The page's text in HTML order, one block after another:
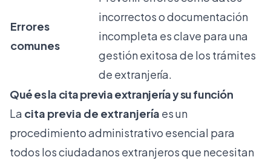
Errores
comunes
incorrectos o documentación
incompleta es clave para una
gestión exitosa de los trámites
de extranjería.
Qué es la cita previa extranjería y su función
La cita previa de extranjería es un
procedimiento administrativo esencial para
todos los ciudadanos extranjeros que necesitan